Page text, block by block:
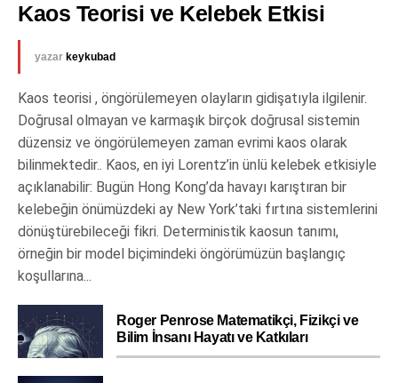
Kaos Teorisi ve Kelebek Etkisi
yazar keykubad
Kaos teorisi , öngörülemeyen olayların gidişatıyla ilgilenir.
Doğrusal olmayan ve karmaşık birçok doğrusal sistemin
düzensiz ve öngörülemeyen zaman evrimi kaos olarak
bilinmektedir.. Kaos, en iyi Lorentz’in ünlü kelebek etkisiyle
açıklanabilir: Bugün Hong Kong’da havayı karıştıran bir
kelebeğin önümüzdeki ay New York’taki fırtına sistemlerini
dönüştürebileceği fikri. Deterministik kaosun tanımı,
örneğin bir model biçimindeki öngörümüzün başlangıç
koşullarına...
Roger Penrose Matematikçi, Fizikçi ve
Bilim İnsanı Hayatı ve Katkıları